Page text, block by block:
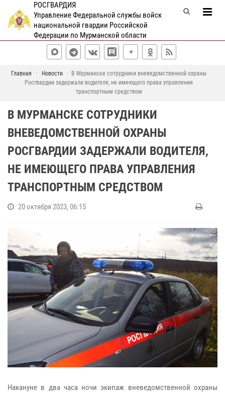
РОСГВАРДИЯ
Управление Федеральной службы войск
национальной гвардии Российской
Федерации по Мурманской области
Главная Новости
В Мурманске сотрудники вневедомственной охраны
Росгвардии задержали водителя, не имеющего права управления
транспортным средством
В МУРМАНСКЕ СОТРУДНИКИ
ВНЕВЕДОМСТВЕННОЙ ОХРАНЫ
РОСГВАРДИИ ЗАДЕРЖАЛИ ВОДИТЕЛЯ,
НЕ ИМЕЮЩЕГО ПРАВА УПРАВЛЕНИЯ
ТРАНСПОРТНЫМ СРЕДСТВОМ
20 октября 2023, 06:15
Накануне в два часа ночи экипаж вневедомственной охраны